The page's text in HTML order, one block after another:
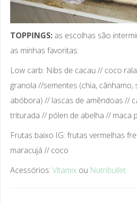
TOPPINGS: as escolhas são
as minhas favoritas:
Low carb: Nibs de cacau // coco
granola //sementes (chia, cânhamo,
abóbora) // lascas de amêndoas //
triturada // pólen de abelha // maca
Frutas baixo IG: frutas vermelhas
maracujá // coco
Acessórios: Vitamix ou Nutribullet